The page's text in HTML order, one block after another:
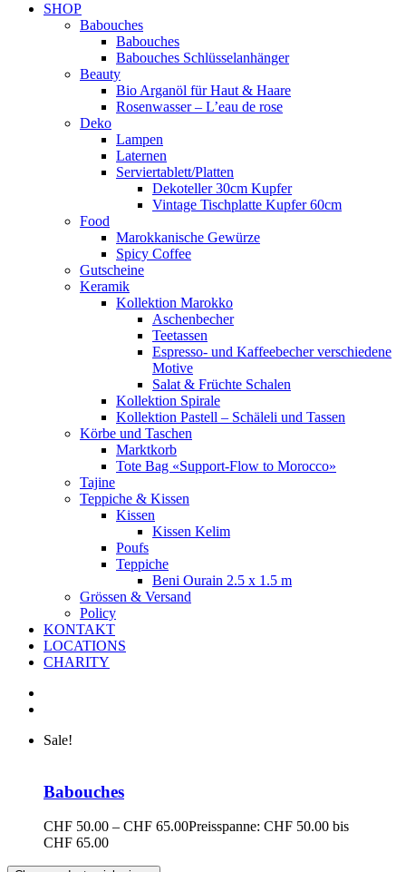
SHOP
Babouches
Babouches
Babouches Schlüsselanhänger
Beauty
Bio Arganöl für Haut & Haare
Rosenwasser – L’eau de rose
Deko
Lampen
Laternen
Serviertablett/Platten
Dekoteller 30cm Kupfer
Vintage Tischplatte Kupfer 60cm
Food
Marokkanische Gewürze
Spicy Coffee
Gutscheine
Keramik
Kollektion Marokko
Aschenbecher
Teetassen
Espresso- und Kaffeebecher verschiedene
Motive
Salat & Früchte Schalen
Kollektion Spirale
Kollektion Pastell – Schäleli und Tassen
Körbe und Taschen
Marktkorb
Tote Bag «Support-Flow to Morocco»
Tajine
Teppiche & Kissen
Kissen
Kissen Kelim
Poufs
Teppiche
Beni Ourain 2.5 x 1.5 m
Grössen & Versand
Policy
KONTAKT
LOCATIONS
CHARITY
Sale!
Babouches
CHF 50.00 – CHF 65.00Preisspanne: CHF 50.00 bis
CHF 65.00